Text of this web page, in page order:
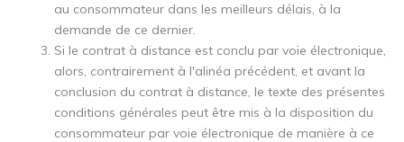
au consommateur dans les meilleurs délais, à la
demande de ce dernier.
Si le contrat à distance est conclu par voie électronique,
alors, contrairement à l'alinéa précédent, et avant la
conclusion du contrat à distance, le texte des présentes
conditions générales peut être mis à la disposition du
consommateur par voie électronique de manière à ce